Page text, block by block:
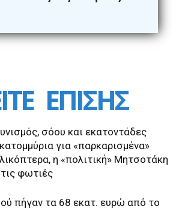
ΕΠΙΣΗΣ
σόου και εκατοντάδες
για «παρκαρισμένα»
η «πολιτική» Μητσοτάκη
φωτιές
πήγαν τα 68 εκατ. ευρώ από το